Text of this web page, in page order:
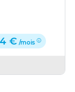
€ /mois